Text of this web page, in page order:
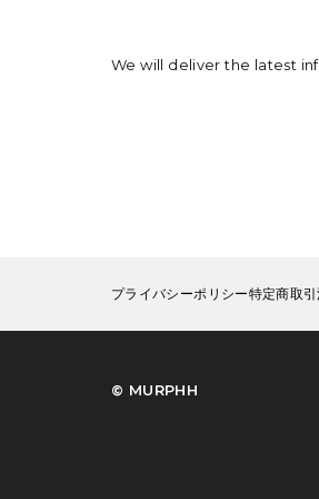
We will deliver the latest
プライバシーポリシー特定商取
©︎ MURPHH